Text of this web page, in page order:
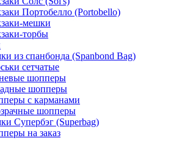
Портобелло (Portobello)
мешки
торбы
из спанбонда (Spanbond Bag)
сетчатые
шопперы
шопперы
с карманами
шопперы
Супербэг (Superbag)
на заказ